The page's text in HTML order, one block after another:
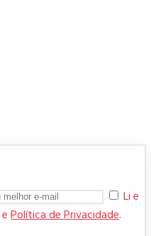
Li e
ePolítica de Privacidade.